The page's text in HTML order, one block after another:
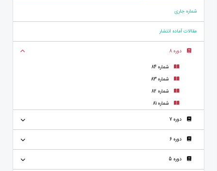
شماره جاری
مقالات آماده انتشار
دوره 8
شماره 84
شماره 83
شماره 82
شماره 81
دوره 7
دوره 6
دوره 5